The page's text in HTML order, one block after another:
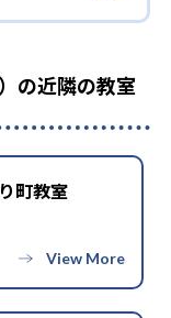
の近隣の教室
町教室